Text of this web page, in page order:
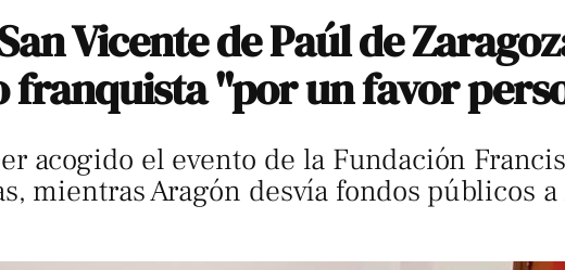
Vicente de Paúl de
franquista "por un favor
acogido el evento de la Fundación
mientras Aragón desvía fondos públicos a